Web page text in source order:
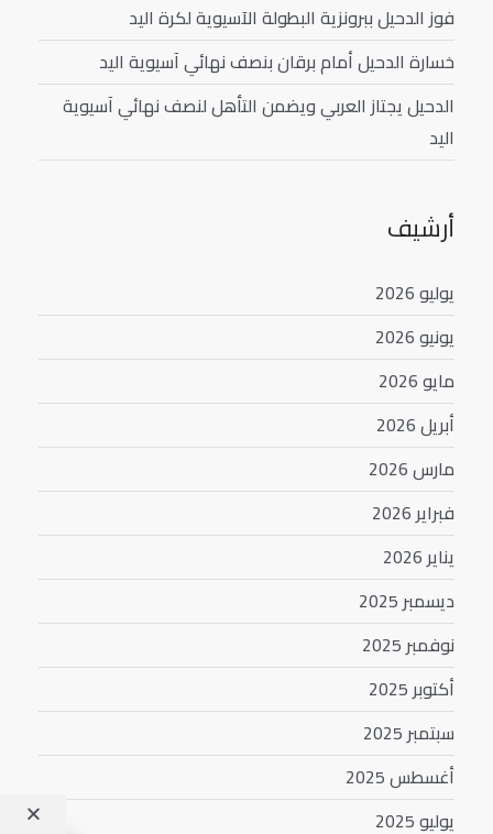
فوز الدحيل ببرونزية البطولة الآسيوية لكرة اليد
خسارة الدحيل أمام برقان بنصف نهائي آسيوية اليد
الدحيل يجتاز العربي ويضمن التأهل لنصف نهائي آسيوية
اليد
أرشيف
يوليو 2026
يونيو 2026
مايو 2026
أبريل 2026
مارس 2026
فبراير 2026
يناير 2026
ديسمبر 2025
نوفمبر 2025
أكتوبر 2025
سبتمبر 2025
أغسطس 2025
يوليو 2025